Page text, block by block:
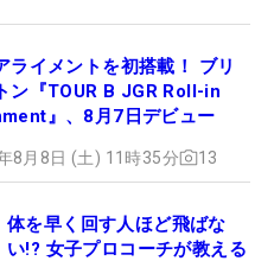
ライメントを初搭載！ ブリ
ン『TOUR B JGR Roll-in
』、8月7日デビュー
8月8日 (土) 11時35分 13
体を早く回す人ほど飛ばな
い!? 女子プロコーチが教える